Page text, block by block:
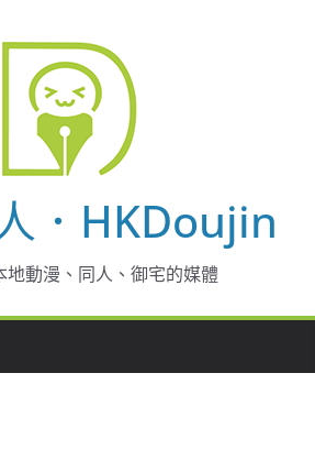
．HKDoujin
地動漫、同人、御宅的媒體